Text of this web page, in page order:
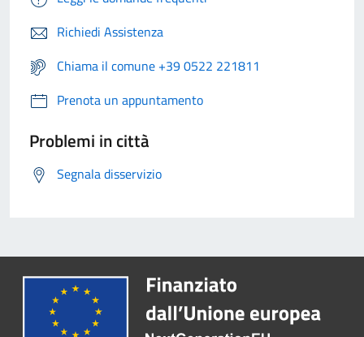
Richiedi Assistenza
Chiama il comune +39 0522 221811
Prenota un appuntamento
Problemi in città
Segnala disservizio